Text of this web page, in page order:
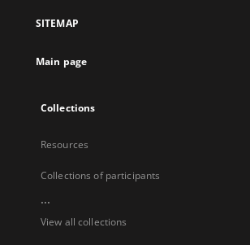
new
SITEMAP
Main page
Collections
Resources
Collections of participants
...
View all collections